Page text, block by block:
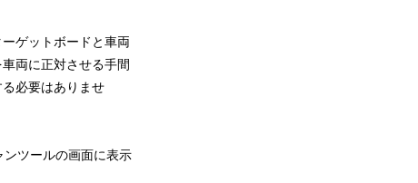
ゲットボードと車両
両に正対させる手間
必要はありませ
ンツールの画面に表示